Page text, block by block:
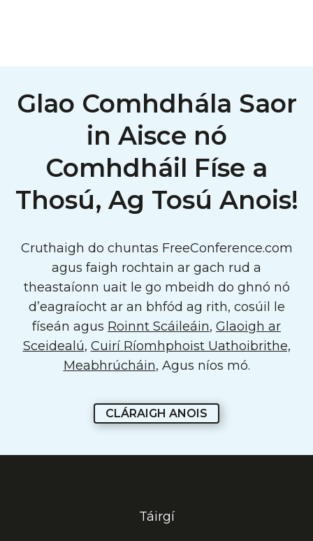
Glao Comhdhála Saor
in Aisce nó
Comhdháil Físe a
Thosú, Ag Tosú Anois!
Cruthaigh do chuntas FreeConference.com
agus faigh rochtain ar gach rud a
theastaíonn uait le go mbeidh do ghnó nó
d’eagraíocht ar an bhfód ag rith, cosúil le
físeán agus Roinnt Scáileáin, Glaoigh ar
Sceidealú, Cuirí Ríomhphoist Uathoibrithe,
Meabhrúcháin, Agus níos mó.
CLÁRAIGH ANOIS
Táirgí